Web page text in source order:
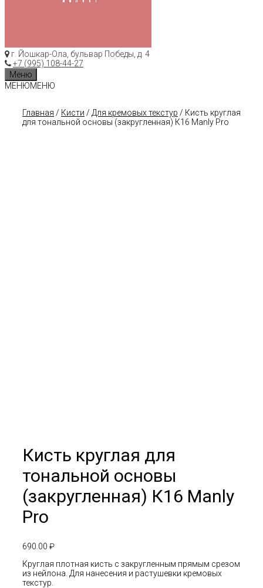
г. Йошкар-Ола, бульвар Победы, д. 4
+7 (995) 108-44-27
Меню
МЕНЮМЕНЮ
Главная / Кисти / Для кремовых текстур / Кисть круглая
для тональной основы (закругленная) К16 Manly Pro
Кисть круглая для
тональной основы
(закругленная) К16 Manly
Pro
690.00 ₽
Круглая плотная кисть с закругленным прямым срезом
из нейлона. Для нанесения и растушевки кремовых
текстур.